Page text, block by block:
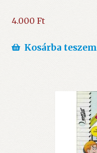
4.000 Ft
Kosárba teszem